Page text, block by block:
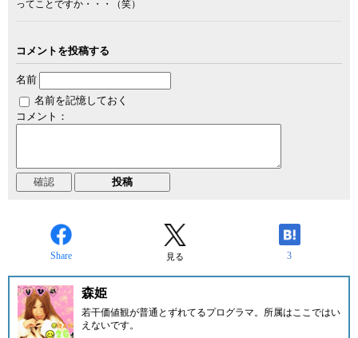
ってことですか・・・（笑）
コメントを投稿する
名前
名前を記憶しておく
コメント：
Share 見る 3
森姫
若干価値観が普通とずれてるプログラマ。所属はここではい
えないです。